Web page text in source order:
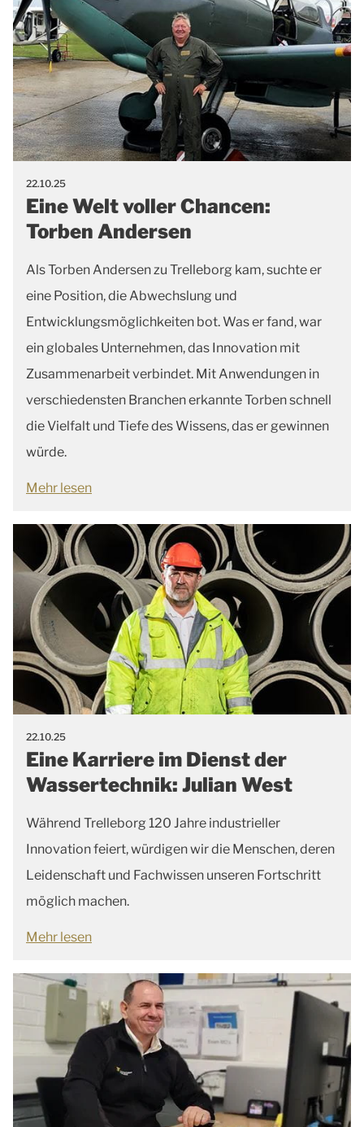
22.10.25
Eine Welt voller Chancen:
Torben Andersen
Als Torben Andersen zu Trelleborg kam, suchte er
eine Position, die Abwechslung und
Entwicklungsmöglichkeiten bot. Was er fand, war
ein globales Unternehmen, das Innovation mit
Zusammenarbeit verbindet. Mit Anwendungen in
verschiedensten Branchen erkannte Torben schnell
die Vielfalt und Tiefe des Wissens, das er gewinnen
würde.
Mehr lesen
22.10.25
Eine Karriere im Dienst der
Wassertechnik: Julian West
Während Trelleborg 120 Jahre industrieller
Innovation feiert, würdigen wir die Menschen, deren
Leidenschaft und Fachwissen unseren Fortschritt
möglich machen.
Mehr lesen